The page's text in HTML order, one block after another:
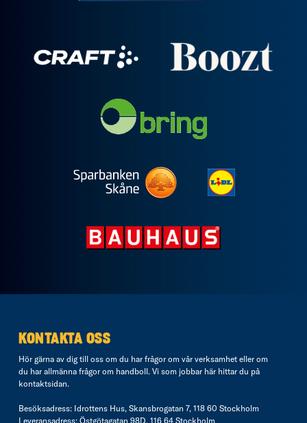
KONTAKTA OSS
Hör gärna av dig till oss om du har frågor om vår verksamhet eller om
du har allmänna frågor om handboll. Vi som jobbar här hittar du på
kontaktsidan.
Besöksadress: Idrottens Hus, Skansbrogatan 7, 118 60 Stockholm
Leveransadress: Östgötagatan 98D, 116 64 Stockholm